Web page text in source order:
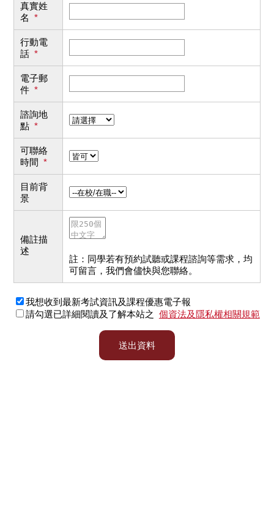
真實姓
名 *
行動電
話 *
電子郵
件 *
諮詢地
點 *
可聯絡
時間 *
目前背
景
備註描
述
註：同學若有預約試聽或課程諮詢等需求，均
可留言，我們會儘快與您聯絡。
我想收到最新考試資訊及課程優惠電子報
請勾選已詳細閱讀及了解本站之 個資法及隱私權相關規範
送出資料